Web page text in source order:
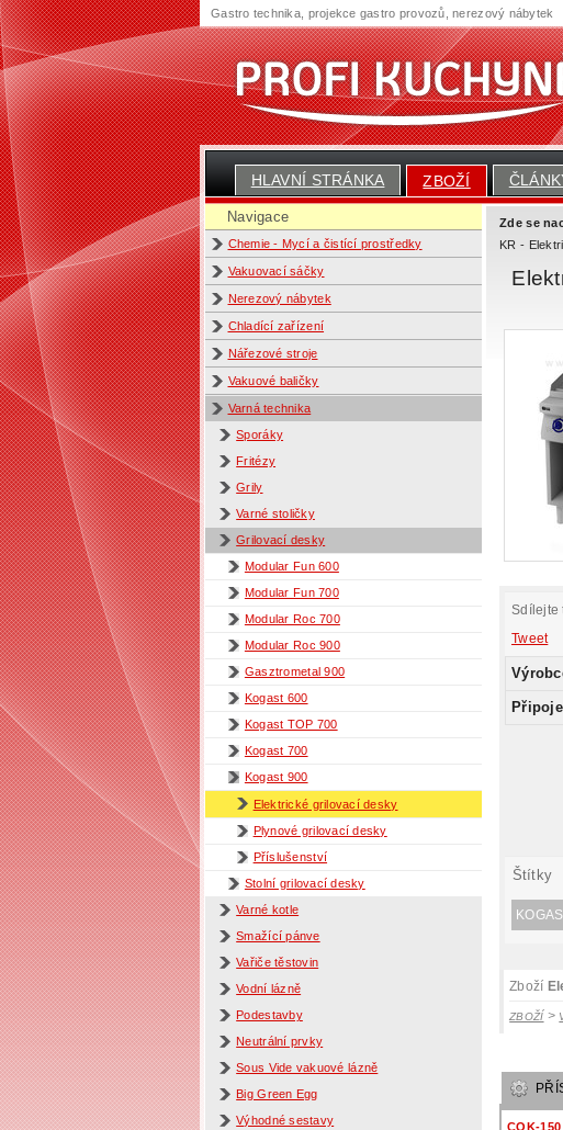
HLAVNÍ STRÁNKA ZBOŽÍ
Navigace
Chemie - Mycí a čistící prostředky
Vakuovací sáčky
Nerezový nábytek
Chladící zařízení
Nářezové stroje
Vakuové baličky
Varná technika
Sporáky
Fritézy
Grily
Varné stoličky
Grilovací desky
Modular Fun 600
Modular Fun 700
Modular Roc 700
Modular Roc 900
Gasztrometal 900
Kogast 600
Kogast TOP 700
Kogast 700
Kogast 900
Elektrické grilovací desky
Plynové grilovací desky
Příslušenství
Stolní grilovací desky
Varné kotle
Smažící pánve
Vařiče těstovin
Vodní lázně
Podestavby
Neutrální prvky
Sous Vide vakuové lázně
Big Green Egg
Výhodné sestavy
Zde se
KR -
Sdílejte
Tweet
Štítky
Zboží
ZBOŽÍ >
COK-
Gastro technika, projekce gastro provozů, nerezový nábytek